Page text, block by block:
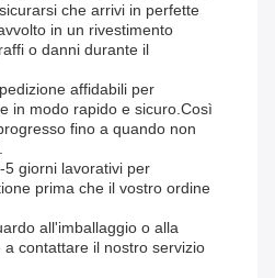
che arrivi in perfette
in un rivestimento
o danni durante il
affidabili per
in modo rapido e sicuro.Così
fino a quando non
giorni lavorativi per
prima che il vostro ordine
all'imballaggio o alla
contattare il nostro servizio